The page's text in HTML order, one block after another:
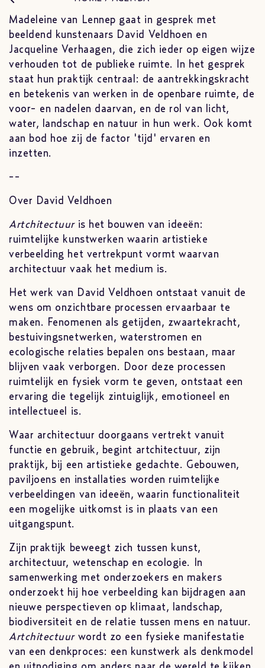
Madeleine van Lennep gaat in gesprek met
beeldend kunstenaars David Veldhoen en
Jacqueline Verhaagen, die zich ieder op eigen wijze
verhouden tot de publieke ruimte. In het gesprek
staat hun praktijk centraal: de aantrekkingskracht
en betekenis van werken in de openbare ruimte, de
voor- en nadelen daarvan, en de rol van licht,
water, landschap en natuur in hun werk. Ook komt
aan bod hoe zij de factor 'tijd' ervaren en
inzetten.
--
Over David Veldhoen
Artchitectuur is het bouwen van ideeën:
ruimtelijke kunstwerken waarin artistieke
verbeelding het vertrekpunt vormt waarvan
architectuur vaak het medium is.
Het werk van David Veldhoen ontstaat vanuit de
wens om onzichtbare processen ervaarbaar te
maken. Fenomenen als getijden, zwaartekracht,
bestuivingsnetwerken, waterstromen en
ecologische relaties bepalen ons bestaan, maar
blijven vaak verborgen. Door deze processen
ruimtelijk en fysiek vorm te geven, ontstaat een
ervaring die tegelijk zintuiglijk, emotioneel en
intellectueel is.
Waar architectuur doorgaans vertrekt vanuit
functie en gebruik, begint artchitectuur, zijn
praktijk, bij een artistieke gedachte. Gebouwen,
paviljoens en installaties worden ruimtelijke
verbeeldingen van ideeën, waarin functionaliteit
een mogelijke uitkomst is in plaats van een
uitgangspunt.
Zijn praktijk beweegt zich tussen kunst,
architectuur, wetenschap en ecologie. In
samenwerking met onderzoekers en makers
onderzoekt hij hoe verbeelding kan bijdragen aan
nieuwe perspectieven op klimaat, landschap,
biodiversiteit en de relatie tussen mens en natuur.
Artchitectuur wordt zo een fysieke manifestatie
van een denkproces: een kunstwerk als denkmodel